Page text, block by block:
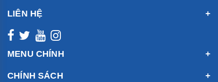
LIÊN HỆ
MENU CHÍNH
CHÍNH SÁCH